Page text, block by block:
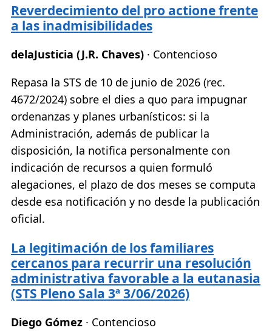
Reverdecimiento del pro actione frente
a las inadmisibilidades
delaJusticia (J.R. Chaves) · Contencioso
Repasa la STS de 10 de junio de 2026 (rec.
4672/2024) sobre el dies a quo para impugnar
ordenanzas y planes urbanísticos: si la
Administración, además de publicar la
disposición, la notifica personalmente con
indicación de recursos a quien formuló
alegaciones, el plazo de dos meses se computa
desde esa notificación y no desde la publicación
oficial.
La legitimación de los familiares
cercanos para recurrir una resolución
administrativa favorable a la eutanasia
(STS Pleno Sala 3ª 3/06/2026)
Diego Gómez · Contencioso